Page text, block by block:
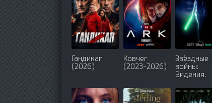
Гандикап
(2026)
Ковчег
(2023-2026)
Звёздные
войны:
Видения.
джедай
(2026)